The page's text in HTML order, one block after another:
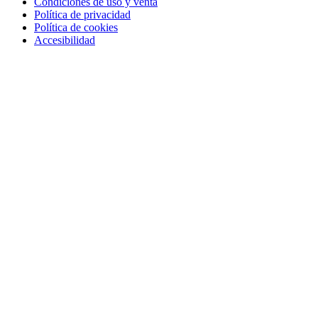
Política de privacidad
Política de cookies
Accesibilidad